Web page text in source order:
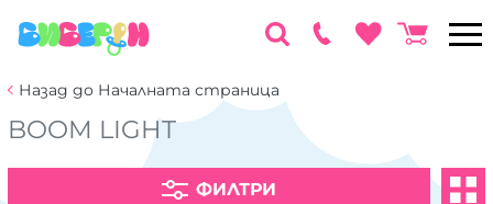
Назад до Началната страница
BOOM LIGHT
ФИЛТРИ